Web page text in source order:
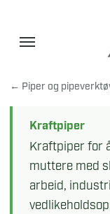
← Piper og
Kraftpiper
Kraftpiper for
muttere med
arbeid,